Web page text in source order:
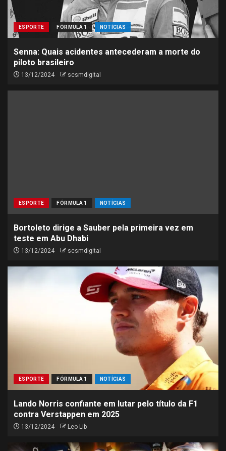
ESPORTE FÓRMULA 1 NOTÍCIAS
Senna: Quais acidentes antecederam a morte do
piloto brasileiro
13/12/2024 scsmdigital
ESPORTE FÓRMULA 1 NOTÍCIAS
Bortoleto dirige a Sauber pela primeira vez em
teste em Abu Dhabi
13/12/2024 scsmdigital
ESPORTE FÓRMULA 1 NOTÍCIAS
Lando Norris confiante em lutar pelo título da F1
contra Verstappen em 2025
13/12/2024 Leo Lib